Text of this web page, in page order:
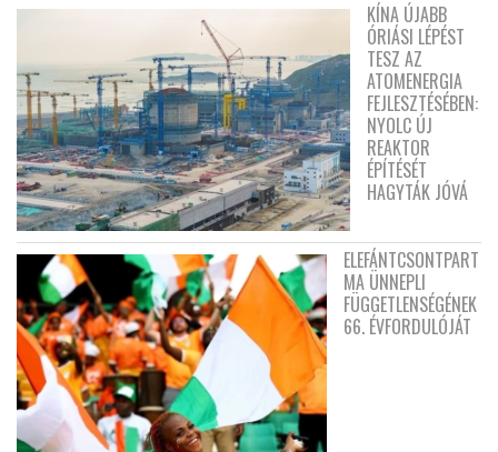
KÍNA ÚJABB
ÓRIÁSI LÉPÉST
TESZ AZ
ATOMENERGIA
FEJLESZTÉSÉBEN:
NYOLC ÚJ
REAKTOR
ÉPÍTÉSÉT
HAGYTÁK JÓVÁ
ELEFÁNTCSONTPART
MA ÜNNEPLI
FÜGGETLENSÉGÉNEK
66. ÉVFORDULÓJÁT